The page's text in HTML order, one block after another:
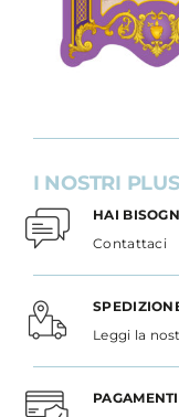
I NOSTRI PLUS
HAI
Contattaci
Leggi la